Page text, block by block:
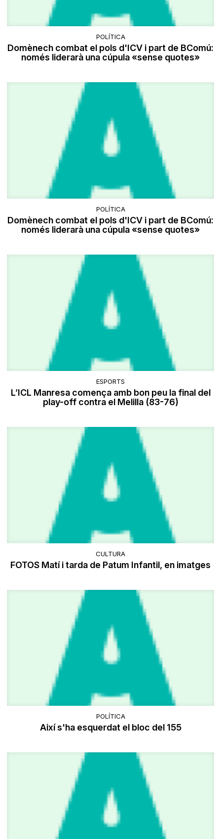
POLÍTICA
Domènech combat el pols d'ICV i part de BComú:
només liderarà una cúpula «sense quotes»
POLÍTICA
Domènech combat el pols d'ICV i part de BComú:
només liderarà una cúpula «sense quotes»
ESPORTS
L’ICL Manresa comença amb bon peu la final del
play-off contra el Melilla (83-76)
CULTURA
FOTOS Matí i tarda de Patum Infantil, en imatges
POLÍTICA
Així s'ha esquerdat el bloc del 155